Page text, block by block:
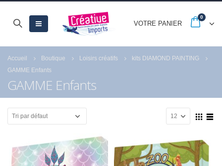
VOTRE PANIER
0
Accueil Boutique Loisirs créatifs
kits DIAMOND PAINTING
GAMME Enfants
GAMME Enfants